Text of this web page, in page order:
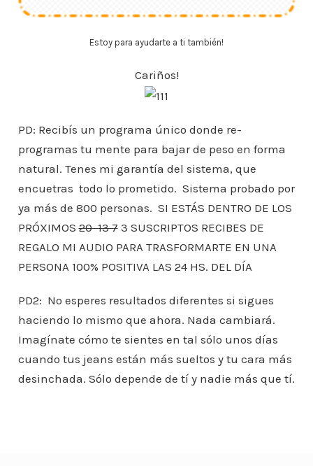
Estoy para ayudarte a ti también!
Cariños!
PD: Recibís un programa único donde re-
programas tu mente para bajar de peso en forma
natural. Tenes mi garantía del sistema, que
encuetras todo lo prometido. Sistema probado por
ya más de 800 personas. SI ESTÁS DENTRO DE LOS
PRÓXIMOS20 13 73 SUSCRIPTOS RECIBES DE
REGALO MI AUDIO PARA TRASFORMARTE EN UNA
PERSONA 100% POSITIVA LAS 24 HS. DEL DÍA
PD2: No esperes resultados diferentes si sigues
haciendo lo mismo que ahora. Nada cambiará.
Imagínate cómo te sientes en tal sólo unos días
cuando tus jeans están más sueltos y tu cara más
desinchada. Sólo depende de tí y nadie más que tí.